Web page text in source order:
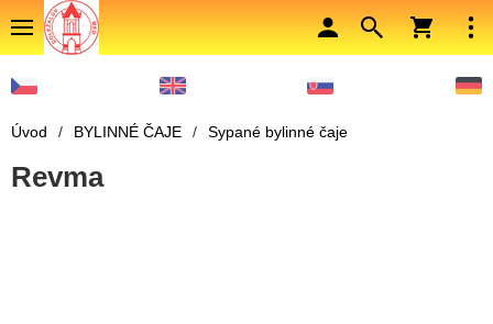
Úvod / BYLINNÉ ČAJE / Sypané bylinné čaje
Revma